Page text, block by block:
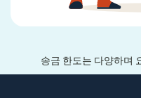
송금 한도는 다양하며